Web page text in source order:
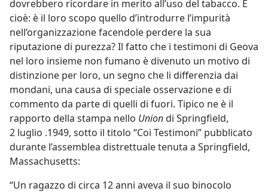
dovrebbero ricordare in merito all’uso del tabacco. E
cioè: è il loro scopo quello d’introdurre l’impurità
nell’organizzazione facendole perdere la sua
riputazione di purezza? Il fatto che i testimoni di Geova
nel loro insieme non fumano è divenuto un motivo di
distinzione per loro, un segno che li differenzia dai
mondani, una causa di speciale osservazione e di
commento da parte di quelli di fuori. Tipico ne è il
rapporto della stampa nello Uniondi Springfield,
2 luglio .1949, sotto il titolo “Coi Testimoni” pubblicato
durante l’assemblea distrettuale tenuta a Springfield,
Massachusetts:
“Un ragazzo di circa 12 anni aveva il suo binocolo